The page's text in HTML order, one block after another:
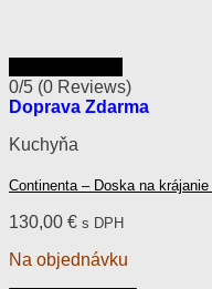
0/5 (0 Reviews)
Doprava Zdarma
Kuchyňa
Continenta – Doska na
130,00 € s DPH
Na objednávku